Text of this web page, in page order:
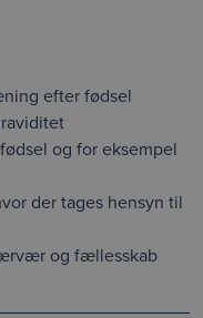
efter fødsel
og for eksempel
der tages hensyn til
og fællesskab